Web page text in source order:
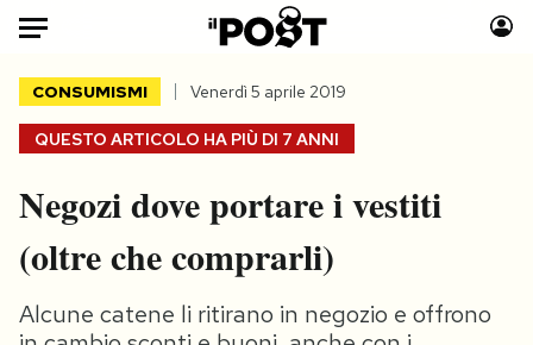
Auto
HOME
Italia
Politica
Internet
Moda
Consumismi
Storie/Idee
Ok Boomer!
QUESTO ARTICOLO HA PIÙ DI 7 ANNI
CONSUMISMI Venerdì 5 aprile 2019
Negozi dove portare i vestiti
(oltre che comprarli)
Alcune catene li ritirano in negozio e offrono